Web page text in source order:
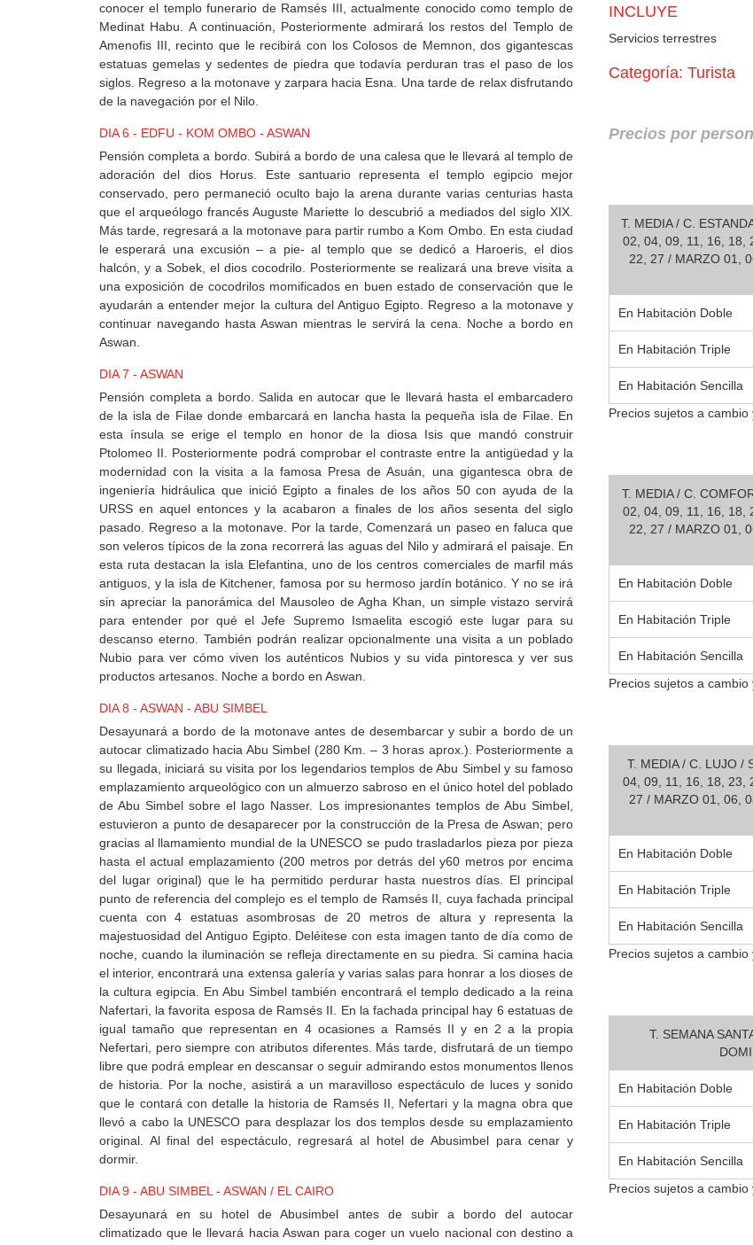
conocer el templo funerario de Ramsés III, actualmente conocido como templo de
Medinat Habu. A continuación, Posteriormente admirará los restos del Templo de
Amenofis III, recinto que le recibirá con los Colosos de Memnon, dos gigantescas
estatuas gemelas y sedentes de piedra que todavía perduran tras el paso de los
siglos. Regreso a la motonave y zarpara hacia Esna. Una tarde de relax disfrutando
de la navegación por el Nilo.
DIA 6 - EDFU - KOM OMBO - ASWAN
Pensión completa a bordo. Subirá a bordo de una calesa que le llevará al templo de
adoración del dios Horus. Este santuario representa el templo egipcio mejor
conservado, pero permaneció oculto bajo la arena durante varias centurias hasta
que el arqueólogo francés Auguste Mariette lo descubrió a mediados del siglo XIX.
Más tarde, regresará a la motonave para partir rumbo a Kom Ombo. En esta ciudad
le esperará una excusión – a pie- al templo que se dedicó a Haroeris, el dios
halcón, y a Sobek, el dios cocodrilo. Posteriormente se realizará una breve visita a
una exposición de cocodrilos momificados en buen estado de conservación que le
ayudarán a entender mejor la cultura del Antiguo Egipto. Regreso a la motonave y
continuar navegando hasta Aswan mientras le servirá la cena. Noche a bordo en
Aswan.
DIA 7 - ASWAN
Pensión completa a bordo. Salida en autocar que le llevará hasta el embarcadero
de la isla de Filae donde embarcará en lancha hasta la pequeña isla de Filae. En
esta ínsula se erige el templo en honor de la diosa Isis que mandó construir
Ptolomeo II. Posteriormente podrá comprobar el contraste entre la antigüedad y la
modernidad con la visita a la famosa Presa de Asuán, una gigantesca obra de
ingeniería hidráulica que inició Egipto a finales de los años 50 con ayuda de la
URSS en aquel entonces y la acabaron a finales de los años sesenta del siglo
pasado. Regreso a la motonave. Por la tarde, Comenzará un paseo en faluca que
son veleros típicos de la zona recorrerá las aguas del Nilo y admirará el paisaje. En
esta ruta destacan la isla Elefantina, uno de los centros comerciales de marfil más
antiguos, y la isla de Kitchener, famosa por su hermoso jardín botánico. Y no se irá
sin apreciar la panorámica del Mausoleo de Agha Khan, un simple vistazo servirá
para entender por qué el Jefe Supremo Ismaelita escogió este lugar para su
descanso eterno. También podrán realizar opcionalmente una visita a un poblado
Nubio para ver cómo viven los auténticos Nubios y su vida pintoresca y ver sus
productos artesanos. Noche a bordo en Aswan.
DIA 8 - ASWAN - ABU SIMBEL
Desayunará a bordo de la motonave antes de desembarcar y subir a bordo de un
autocar climatizado hacia Abu Simbel (280 Km. – 3 horas aprox.). Posteriormente a
su llegada, iniciará su visita por los legendarios templos de Abu Simbel y su famoso
emplazamiento arqueológico con un almuerzo sabroso en el único hotel del poblado
de Abu Simbel sobre el lago Nasser. Los impresionantes templos de Abu Simbel,
estuvieron a punto de desaparecer por la construcción de la Presa de Aswan; pero
gracias al llamamiento mundial de la UNESCO se pudo trasladarlos pieza por pieza
hasta el actual emplazamiento (200 metros por detrás del y60 metros por encima
del lugar original) que le ha permitido perdurar hasta nuestros días. El principal
punto de referencia del complejo es el templo de Ramsés II, cuya fachada principal
cuenta con 4 estatuas asombrosas de 20 metros de altura y representa la
majestuosidad del Antiguo Egipto. Deléitese con esta imagen tanto de día como de
noche, cuando la iluminación se refleja directamente en su piedra. Si camina hacia
el interior, encontrará una extensa galería y varias salas para honrar a los dioses de
la cultura egipcia. En Abu Simbel también encontrará el templo dedicado a la reina
Nafertari, la favorita esposa de Ramsés II. En la fachada principal hay 6 estatuas de
igual tamaño que representan en 4 ocasiones a Ramsés II y en 2 a la propia
Nefertari, pero siempre con atributos diferentes. Más tarde, disfrutará de un tiempo
libre que podrá emplear en descansar o seguir admirando estos monumentos llenos
de historia. Por la noche, asistirá a un maravilloso espectáculo de luces y sonido
que le contará con detalle la historia de Ramsés II, Nefertari y la magna obra que
llevó a cabo la UNESCO para desplazar los dos templos desde su emplazamiento
original. Al final del espectáculo, regresará al hotel de Abusimbel para cenar y
dormir.
DIA 9 - ABU SIMBEL - ASWAN / EL CAIRO
Desayunará en su hotel de Abusimbel antes de subir a bordo del autocar
climatizado que le llevará hacia Aswan para coger un vuelo nacional con destino a
INCLUYE
Servicios terrestres
Categoría: Turista
Precios por
T. MEDIA / C.
02, 04, 09, 11, 16, 18,
22, 27 / MARZO 01,
En Habitación Doble
En Habitación Triple
En Habitación Sencilla
Precios sujetos a cambio
T. MEDIA / C.
02, 04, 09, 11, 16, 18,
22, 27 / MARZO 01,
En Habitación Doble
En Habitación Triple
En Habitación Sencilla
Precios sujetos a cambio
T. MEDIA / C. LUJO /
04, 09, 11, 16, 18, 23,
27 / MARZO 01, 06,
En Habitación Doble
En Habitación Triple
En Habitación Sencilla
Precios sujetos a cambio
T. SEMANA
En Habitación Doble
En Habitación Triple
En Habitación Sencilla
Precios sujetos a cambio